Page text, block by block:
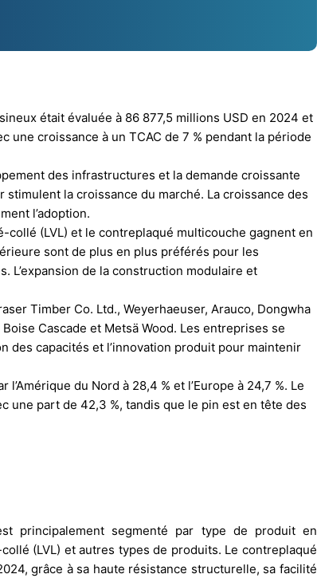
était évaluée à 86 877,5 millions USD en 2024 et
une croissance à un TCAC de 7 % pendant la période
des infrastructures et la demande croissante
la croissance du marché. La croissance des
l’adoption.
(LVL) et le contreplaqué multicouche gagnent en
sont de plus en plus préférés pour les
L’expansion de la construction modulaire et
Timber Co. Ltd., Weyerhaeuser, Arauco, Dongwha
Cascade et Metsä Wood. Les entreprises se
des capacités et l’innovation produit pour maintenir
du Nord à 28,4 % et l’Europe à 24,7 %. Le
une part de 42,3 %, tandis que le pin est en tête des
principalement segmenté par type de produit en
(LVL) et autres types de produits. Le contreplaqué
grâce à sa haute résistance structurelle, sa facilité